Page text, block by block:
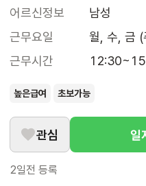
어르신정보
남성
근무요일
월, 수, 금
근무시간
높은급여 초보가능
관심 일
2일전 등록